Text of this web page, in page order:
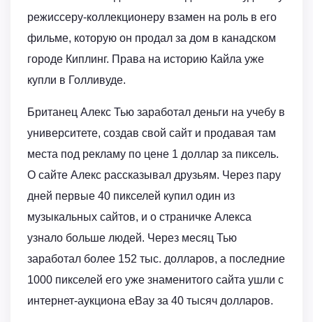
режиссеру-коллекционеру взамен на роль в его
фильме, которую он продал за дом в канадском
городе Киплинг. Права на историю Кайла уже
купли в Голливуде.
Британец Алекс Тью заработал деньги на учебу в
университете, создав свой сайт и продавая там
места под рекламу по цене 1 доллар за пиксель.
О сайте Алекс рассказывал друзьям. Через пару
дней первые 40 пикселей купил один из
музыкальных сайтов, и о страничке Алекса
узнало больше людей. Через месяц Тью
заработал более 152 тыс. долларов, а последние
1000 пикселей его уже знаменитого сайта ушли с
интернет-аукциона eBay за 40 тысяч долларов.